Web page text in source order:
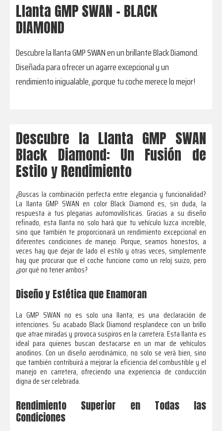
Llanta GMP SWAN - BLACK
DIAMOND
Descubre la llanta GMP SWAN en un brillante Black Diamond.
Diseñada para ofrecer un agarre excepcional y un
rendimiento inigualable, ¡porque tu coche merece lo mejor!
Descubre la Llanta GMP SWAN
Black Diamond: Un Fusión de
Estilo y Rendimiento
¿Buscas la combinación perfecta entre elegancia y funcionalidad?
La llanta GMP SWAN en color Black Diamond es, sin duda, la
respuesta a tus plegarias automovilísticas. Gracias a su diseño
refinado, esta llanta no solo hará que tu vehículo luzca increíble,
sino que también te proporcionará un rendimiento excepcional en
diferentes condiciones de manejo. Porque, seamos honestos, a
veces hay que dejar de lado el estilo y otras veces, simplemente
hay que procurar que el coche funcione como un reloj suizo, pero
¿por qué no tener ambos?
Diseño y Estética que Enamoran
La GMP SWAN no es solo una llanta; es una declaración de
intenciones. Su acabado Black Diamond resplandece con un brillo
que atrae miradas y provoca suspiros en la carretera. Esta llanta es
ideal para quienes buscan destacarse en un mar de vehículos
anodinos. Con un diseño aerodinámico, no solo se verá bien, sino
que también contribuirá a mejorar la eficiencia del combustible y el
manejo en carretera, ofreciendo una experiencia de conducción
digna de ser celebrada.
Rendimiento Superior en Todas las
Condiciones